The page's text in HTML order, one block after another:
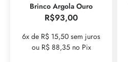
Brinco Argola Ouro
R$93,00
6x de R$ 15,50 sem juros
ou R$ 88,35 no Pix